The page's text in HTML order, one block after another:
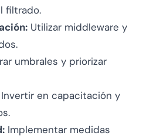
filtrado.
Utilizar middleware y
umbrales y priorizar
Invertir en capacitación y
Implementar medidas